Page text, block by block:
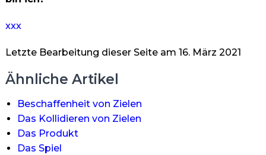
xxx
Letzte Bearbeitung dieser Seite am 16. März 2021
Ähnliche Artikel
Beschaffenheit von Zielen
Das Kollidieren von Zielen
Das Produkt
Das Spiel